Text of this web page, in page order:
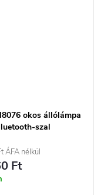
okos állólámpa
szal
ÁFA nélkül
Ft